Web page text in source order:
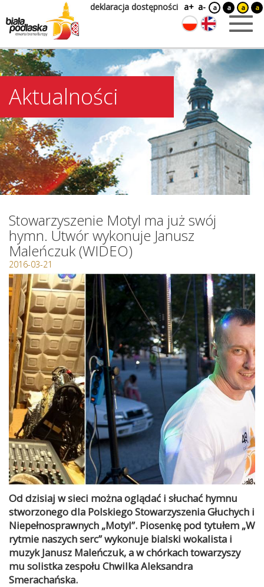
deklaracja dostępności a+ a- a a a a
Aktualności
Stowarzyszenie Motyl ma już swój
hymn. Utwór wykonuje Janusz
Maleńczuk (WIDEO)
2016-03-21
Od dzisiaj w sieci można oglądać i słuchać hymnu
stworzonego dla Polskiego Stowarzyszenia Głuchych i
Niepełnosprawnych „Motyl”. Piosenkę pod tytułem „W
rytmie naszych serc” wykonuje bialski wokalista i
muzyk Janusz Maleńczuk, a w chórkach towarzyszy
mu solistka zespołu Chwilka Aleksandra
Smerachańska.